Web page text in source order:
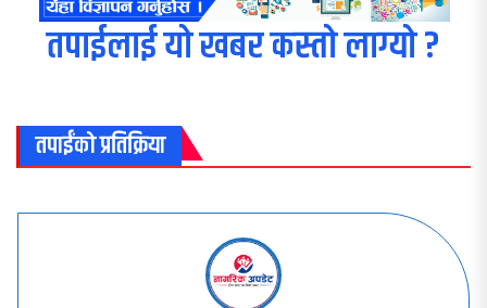
तपाईलाई यो खबर कस्तो लाग्यो ?
तपाईंको प्रतिक्रिया